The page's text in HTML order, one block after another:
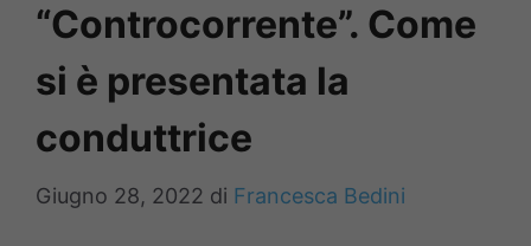
“Controcorrente”. Come
si è presentata la
conduttrice
Giugno 28, 2022 di Francesca Bedini